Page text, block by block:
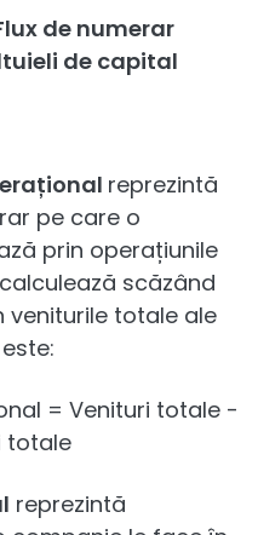
de numerar
de capital
reprezintă
pe care o
prin operațiunile
scăzând
veniturile totale ale
= Venituri totale -
totale
reprezintă